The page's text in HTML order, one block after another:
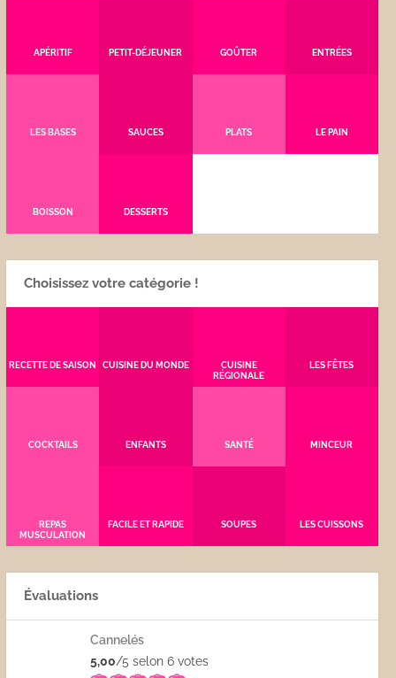
APÉRITIF PETIT-DÉJEUNER GOÛTER ENTRÉES
LES BASES SAUCES PLATS LE PAIN
BOISSON DESSERTS
Choisissez votre catégorie !
RECETTE DE SAISON CUISINE DU MONDE
CUISINE
RÉGIONALE
LES FÊTES
COCKTAILS ENFANTS SANTÉ MINCEUR
REPAS
MUSCULATION
FACILE ET RAPIDE SOUPES LES CUISSONS
Évaluations
Cannelés
5,00/5 selon 6votes